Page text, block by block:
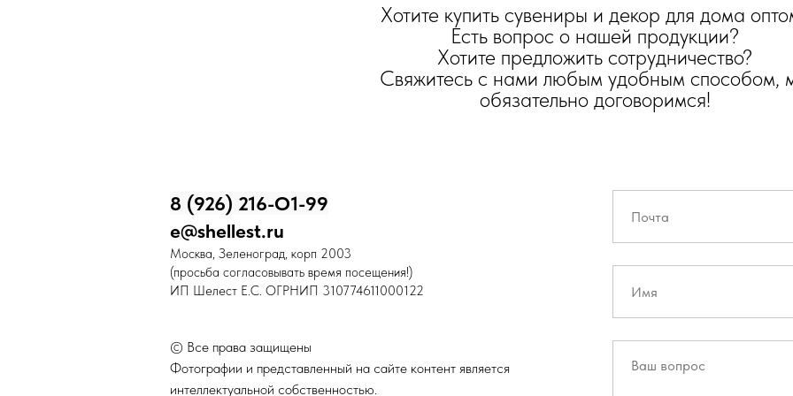
Хотите купить сувениры и декор для дома
Есть вопрос о нашей продукции?
Хотите предложить сотрудничество?
Свяжитесь с нами любым удобным способом,
обязательно договоримся!
8 (926) 216-О1-99
e@shellest.ru
Москва, Зеленоград, корп 2003
(просьба согласовывать время посещения!)
ИП Шелест Е.С. ОГРНИП 310774611000122
© Все права защищены
Фотографии и представленный на сайте контент является
интеллектуальной собственностью.